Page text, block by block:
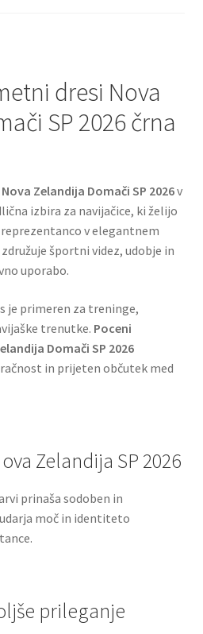
dresi Nova
SP 2026 črna
Zelandija Domači SP 2026v
izbira za navijačice, ki želijo
v elegantnem
športni videz, udobje in
uporabo.
je primeren za treninge,
trenutke. Poceni
Domači SP 2026
in prijeten občutek med
Zelandija SP 2026
prinaša sodoben in
moč in identiteto
prileganje